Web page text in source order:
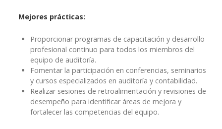
Mejores prácticas:
Proporcionar programas de capacitación y desarrollo
profesional continuo para todos los miembros del
equipo de auditoría.
Fomentar la participación en conferencias, seminarios
y cursos especializados en auditoría y contabilidad.
Realizar sesiones de retroalimentación y revisiones de
desempeño para identificar áreas de mejora y
fortalecer las competencias del equipo.